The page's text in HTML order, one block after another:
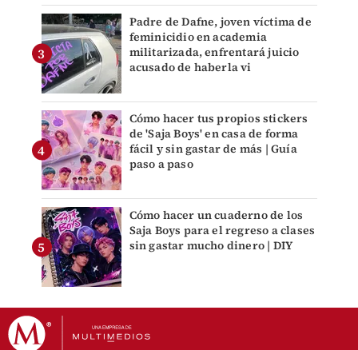
Padre de Dafne, joven víctima de
feminicidio en academia
militarizada, enfrentará juicio
acusado de haberla vi
Cómo hacer tus propios stickers
de 'Saja Boys' en casa de forma
fácil y sin gastar de más | Guía
paso a paso
Cómo hacer un cuaderno de los
Saja Boys para el regreso a clases
sin gastar mucho dinero | DIY